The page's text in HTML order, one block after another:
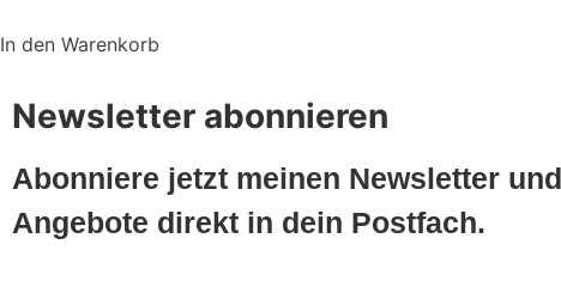
In den Warenkorb
Newsletter abonnieren
Abonniere jetzt meinen Newsletter
Angebote direkt in dein Postfach.